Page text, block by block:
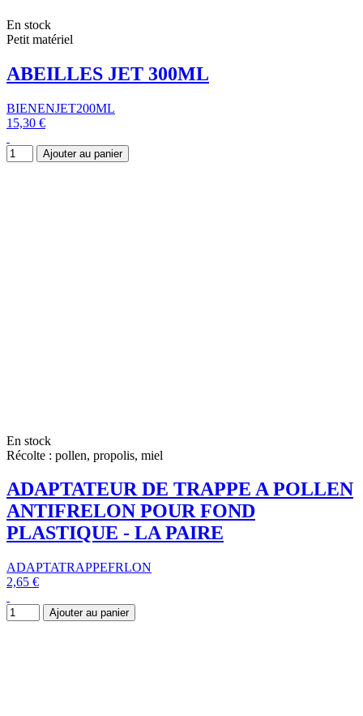
En stock
Petit matériel
ABEILLES JET 300ML
BIENENJET200ML
15,30 €
Ajouter au panier
En stock
Récolte : pollen, propolis, miel
ADAPTATEUR DE TRAPPE A POLLEN
ANTIFRELON POUR FOND
PLASTIQUE - LA PAIRE
ADAPTATRAPPEFRLON
2,65 €
Ajouter au panier